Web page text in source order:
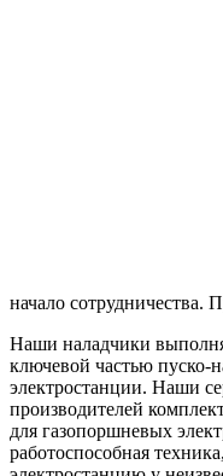
начало сотрудничества.
Наши наладчики
ключевой частью пуско-
электростанции. Наши
производителей
для газопоршневых
работоспособная